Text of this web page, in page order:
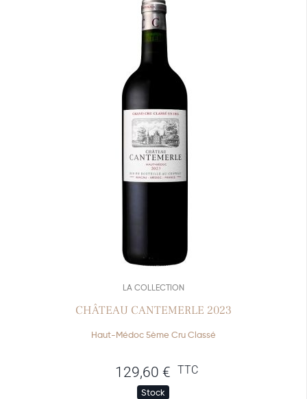
LA COLLECTION
CHÂTEAU CANTEMERLE 2023
Haut-Médoc 5ème Cru Classé
129,60 € TTC
Stock